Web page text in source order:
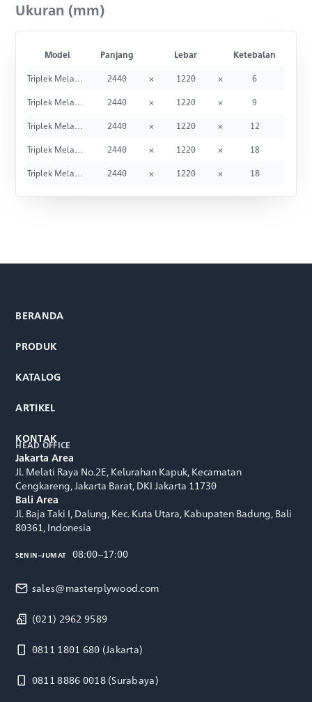
Ukuran (mm)
Model Panjang Lebar Ketebalan
Triplek Melamin - Single Face / Double Face 2440 × 1220 × 6
Triplek Melamin - Single Face / Double Face 2440 × 1220 × 9
Triplek Melamin - Single Face / Double Face 2440 × 1220 × 12
Triplek Melamin - Single Face / Double Face 2440 × 1220 × 18
Triplek Melamin - Single Face / Double Face 2440 × 1220 × 18
BERANDA
PRODUK
KATALOG
ARTIKEL
KONTAK
HEAD OFFICE
Jakarta Area
Jl. Melati Raya No.2E, Kelurahan Kapuk, Kecamatan
Cengkareng, Jakarta Barat, DKI Jakarta 11730
Bali Area
Jl. Baja Taki I, Dalung, Kec. Kuta Utara, Kabupaten Badung, Bali
80361, Indonesia
SENIN–JUMAT 08:00–17:00
sales@masterplywood.com
(021) 2962 9589
0811 1801 680 (Jakarta)
0811 8886 0018(Surabaya)